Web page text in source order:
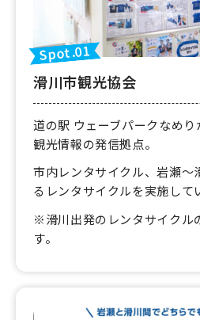
Spot.01
滑川市観光協会
道の駅 ウェーブパークなめ
観光情報の発信拠点。
市内レンタサイクル、岩瀬〜
るレンタサイクルを実施して
※滑川出発のレンタサイクル
す。